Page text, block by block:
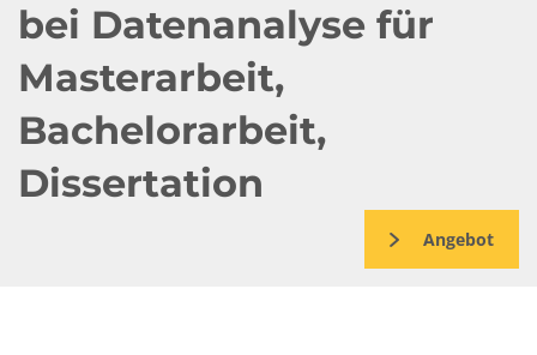
bei Datenanalyse für
Masterarbeit,
Bachelorarbeit,
Dissertation
Angebot